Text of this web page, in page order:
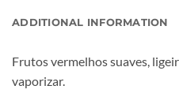
ADDITIONAL INFORMATION
Frutos vermelhos suaves,
vaporizar.